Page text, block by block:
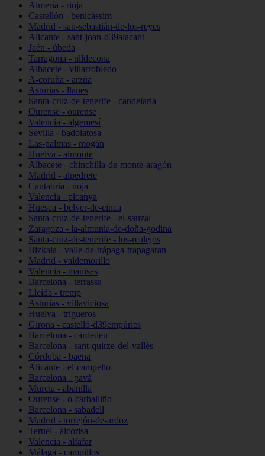
Almería - rioja
Castellón - benicàssim
Madrid - san-sebastián-de-los-reyes
Alicante - sant-joan-d39alacant
Jaén - úbeda
Tarragona - ulldecona
Albacete - villarrobledo
A-coruña - arzúa
Asturias - llanes
Santa-cruz-de-tenerife - candelaria
Ourense - ourense
Valencia - algemesí
Sevilla - badolatosa
Las-palmas - mogán
Huelva - almonte
Albacete - chinchilla-de-monte-aragón
Madrid - alpedrete
Cantabria - noja
Valencia - picanya
Huesca - belver-de-cinca
Santa-cruz-de-tenerife - el-sauzal
Zaragoza - la-almunia-de-doña-godina
Santa-cruz-de-tenerife - los-realejos
Bizkaia - valle-de-trápaga-trapagaran
Madrid - valdemorillo
Valencia - manises
Barcelona - terrassa
Lleida - tremp
Asturias - villaviciosa
Huelva - trigueros
Girona - castelló-d39empúries
Barcelona - cardedeu
Barcelona - sant-quirze-del-vallès
Córdoba - baena
Alicante - el-campello
Barcelona - gavà
Murcia - abanilla
Ourense - o-carballiño
Barcelona - sabadell
Madrid - torrejón-de-ardoz
Teruel - alcorisa
Valencia - alfafar
Málaga - campillos